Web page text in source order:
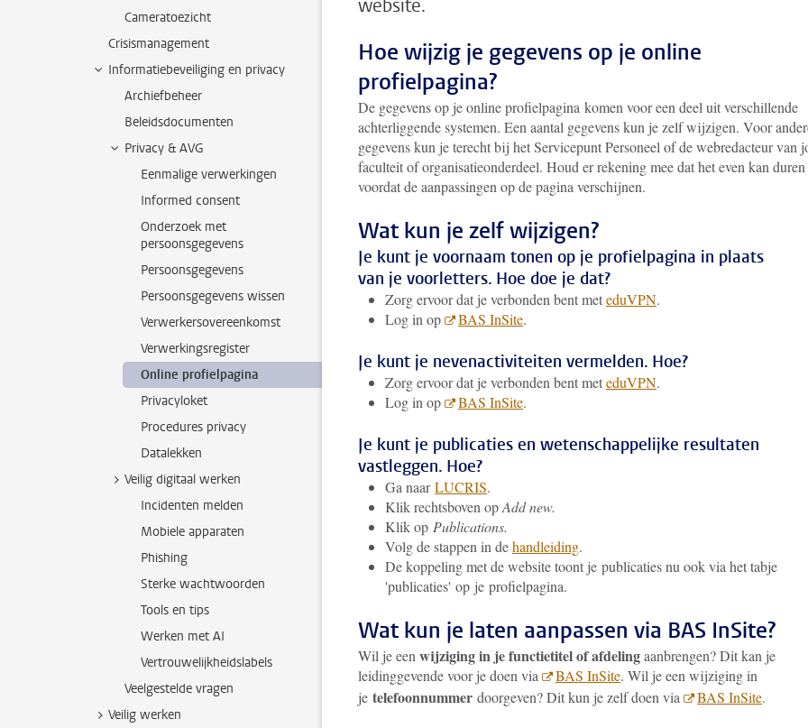
Cameratoezicht
Crisismanagement
Informatiebeveiliging en privacy
Archiefbeheer
Beleidsdocumenten
Privacy & AVG
Eenmalige verwerkingen
Informed consent
Onderzoek met
persoonsgegevens
Persoonsgegevens
Persoonsgegevens wissen
Verwerkersovereenkomst
Verwerkingsregister
Online profielpagina
Privacyloket
Procedures privacy
Datalekken
Veilig digitaal werken
Incidenten melden
Mobiele apparaten
Phishing
Sterke wachtwoorden
Tools en tips
Werken met AI
Vertrouwelijkheidslabels
Veelgestelde vragen
Veilig werken
website.
Hoe wijzig je gegevens op je online
profielpagina?
De gegevens op je online profielpagina komen voor een deel uit verschillende
achterliggende systemen. Een aantal gegevens kun je zelf wijzigen. Voor
gegevens kun je terecht bij het Servicepunt Personeel of de webredacteur van
faculteit of organisatieonderdeel. Houd er rekening mee dat het even kan duren
voordat de aanpassingen op de pagina verschijnen.
Wat kun je zelf wijzigen?
Je kunt je voornaam tonen op je profielpagina in plaats
van je voorletters. Hoe doe je dat?
Zorg ervoor dat je verbonden bent meteduVPN.
Log in op
BAS InSite.
Je kunt je nevenactiviteiten vermelden. Hoe?
Zorg ervoor dat je verbonden bent meteduVPN.
Log in op
BAS InSite.
Je kunt je publicaties en wetenschappelijke resultaten
vastleggen. Hoe?
Ga naarLUCRIS.
Klik rechtsboven opAdd new.
Klik op Publications.
Volg de stappen in dehandleiding.
De koppeling met de website toont je publicaties nu ook via het tabje
'publicaties' op je profielpagina.
Wat kun je laten aanpassen via BAS InSite?
Wil je een wijziging in je functietitel of afdelingaanbrengen? Dit kan je
leidinggevende voor je doen via
BAS InSite. Wil je een wijziging in
je telefoonnummer doorgeven? Dit kun je zelf doen via BAS InSite.